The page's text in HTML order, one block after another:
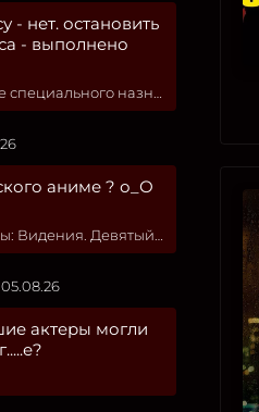
- нет. остановить
- выполнено
назначения
аниме ? о_О
Девятый джедай
05.08.26
актеры могли